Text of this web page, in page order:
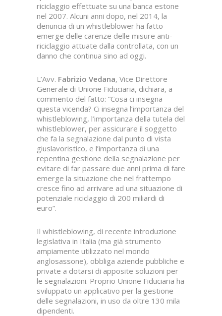
riciclaggio effettuate su una banca estone
nel 2007. Alcuni anni dopo, nel 2014, la
denuncia di un whistleblower ha fatto
emerge delle carenze delle misure anti-
riciclaggio attuate dalla controllata, con un
danno che continua sino ad oggi.
L’Avv. Fabrizio Vedana, Vice Direttore
Generale di Unione Fiduciaria, dichiara, a
commento del fatto: “Cosa ci insegna
questa vicenda? Ci insegna l’importanza del
whistleblowing, l’importanza della tutela del
whistleblower, per assicurare il soggetto
che fa la segnalazione dal punto di vista
giuslavoristico, e l’importanza di una
repentina gestione della segnalazione per
evitare di far passare due anni prima di fare
emerge la situazione che nel frattempo
cresce fino ad arrivare ad una situazione di
potenziale riciclaggio di 200 miliardi di
euro”.
Il whistleblowing, di recente introduzione
legislativa in Italia (ma già strumento
ampiamente utilizzato nel mondo
anglosassone), obbliga aziende pubbliche e
private a dotarsi di apposite soluzioni per
le segnalazioni. Proprio Unione Fiduciaria ha
sviluppato un applicativo per la gestione
delle segnalazioni, in uso da oltre 130 mila
dipendenti.